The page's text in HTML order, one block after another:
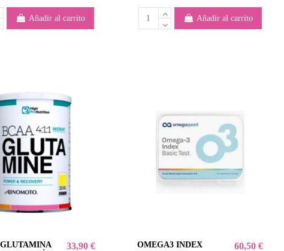
Añadir al carrito Añadir al carrito
33,90 €
OMEGA3 INDEX
60,50 €